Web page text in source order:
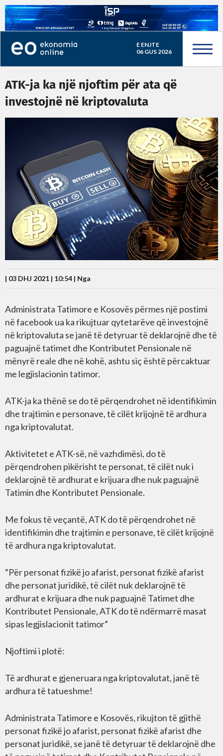
E ENJTE
06 GUS 2026
ATK-ja ka një njoftim për ata që
investojnë në kriptovaluta
| 03 DHJ 2021 | 10:54 | Nga
Administrata Tatimore e Kosovës përmes një postimi
në facebook ua ka rikujtuar qytetarëve që investojnë
në kriptovaluta se janë të detyruar të deklarojnë dhe të
paguajnë tatimet dhe Kontributet Pensionale në
mënyrë reale dhe në kohë, ashtu siç është përcaktuar
me legjislacionin tatimor.
ATK-ja ka thënë se do të përqendrohet në identifikimin
dhe trajtimin e personave, të cilët krijojnë të ardhura
nga kriptovalutat.
Aktivitetet e ATK-së, në vazhdimësi, do të
përqendrohen pikërisht te personat, të cilët nuk i
deklarojnë të ardhurat e krijuara dhe nuk paguajnë
Tatimin dhe Kontributet Pensionale.
Me fokus të veçantë, ATK do të përqendrohet në
identifikimin dhe trajtimin e personave, të cilët krijojnë
të ardhura nga kriptovalutat.
“Për personat fizikë jo afarist, personat fizikë afarist
dhe personat juridikë, të cilët nuk deklarojnë të
ardhurat e krijuara dhe nuk paguajnë Tatimet dhe
Kontributet Pensionale, ATK do të ndërmarrë masat
sipas legjislacionit tatimor”
Njoftimi i plotë:
Të ardhurat e gjeneruara nga kriptovalutat, janë të
ardhura të tatueshme!
Administrata Tatimore e Kosovës, rikujton të gjithë
personat fizikë jo afarist, personat fizikë afarist dhe
personat juridikë, se janë të detyruar të deklarojnë dhe